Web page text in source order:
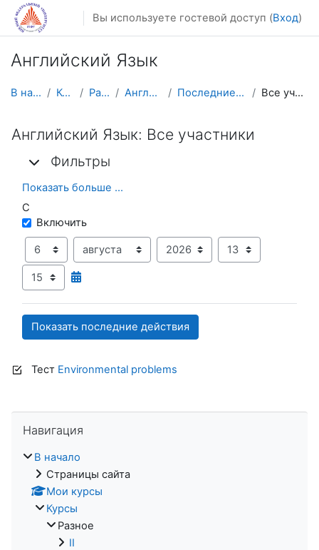
Перейти к основному содержанию
Вы используете гостевой доступ (Вход)
Английский Язык
В начало Курсы Разное Английский Последние действия Все участники
Английский Язык: Все участники
Фильтры
ФильтрыФильтры
Показать больше ...
С
С Включить
День
Месяц Год Час
Минута
Тест Environmental problems
Навигация
В начало
Страницы сайта
Мои курсы
Курсы
Разное
II